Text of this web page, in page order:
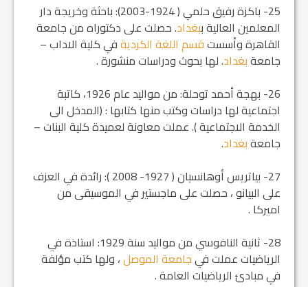
25- باكزة رفيق حلمي ( 1924-2003): باحثة وخريجة دار
المعلمين العالية ب‍بغداد. حصلت على دكتوراه من جامعة
القاهرة وأسستقسم اللغة الكرديةفي كلية الاداب –
جامعةبغداد. لها بحوث ودراسات منشورة .
26- بهجة أحمد توحلة: من مواليد عام 1926، كاتبة
اجتماعية لها دراسات وكتب منها كتابها : (المدخل الى
الخدمة الاجتماعية ). عملت معاونة لعميدة كلية البنات –
جامعةبغداد.
27- بياتريس أوهانسيان ( 1927- 2008 ): رائدة في العزف
على البيانو ، حصلت على ماجستير في الموسيقى من
اميركا .
28- ثانية النافوسي من مواليد سنة 1929: استاذة في
الرياضيات عملت فيجامعة الموصل، ولها كتب مؤلفة
في مبادئ الرياضيات العامة .